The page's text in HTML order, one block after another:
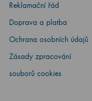
Reklamační řád
Doprava a platba
Ochrana osobních údajů
Zásady zpracování
souborů cookies